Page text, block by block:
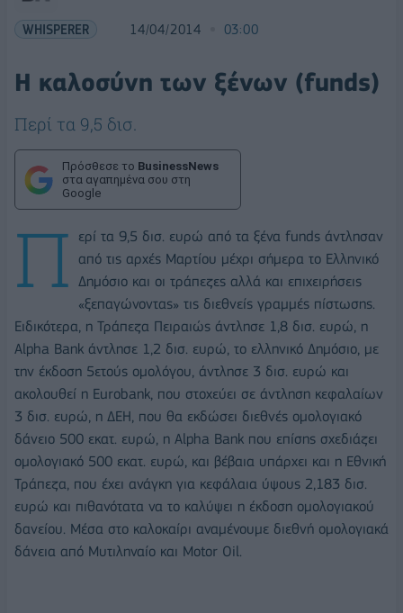
WHISPERER 14/04/2014 03:00
Η καλοσύνη των ξένων (funds)
Περί τα 9,5 δισ.
Πρόσθεσε το BusinessNews
στα αγαπημένα σου στη
Google
Π
ερί τα 9,5 δισ. ευρώ από τα ξένα funds άντλησαν
από τις αρχές Μαρτίου μέχρι σήμερα το Ελληνικό
Δημόσιο και οι τράπεζες αλλά και επιχειρήσεις
«ξεπαγώνοντας» τις διεθνείς γραμμές πίστωσης.
Ειδικότερα, η Τράπεζα Πειραιώς άντλησε 1,8 δισ. ευρώ, η
Alpha Bank άντλησε 1,2 δισ. ευρώ, το ελληνικό Δημόσιο, με
την έκδοση 5ετούς ομολόγου, άντλησε 3 δισ. ευρώ και
ακολουθεί η Eurobank, που στοχεύει σε άντληση κεφαλαίων
3 δισ. ευρώ, η ΔΕΗ, που θα εκδώσει διεθνές ομολογιακό
δάνειο 500 εκατ. ευρώ, η Alpha Bank που επίσης σχεδιάζει
ομολογιακό 500 εκατ. ευρώ, και βέβαια υπάρχει και η Εθνική
Τράπεζα, που έχει ανάγκη για κεφάλαια ύψους 2,183 δισ.
ευρώ και πιθανότατα να το καλύψει η έκδοση ομολογιακού
δανείου. Μέσα στο καλοκαίρι αναμένουμε διεθνή ομολογιακά
δάνεια από Μυτιληναίο και Motor Oil.